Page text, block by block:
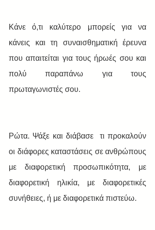
Κάνε ό,τι καλύτερο μπορείς για να
κάνεις και τη συναισθηματική έρευνα
που απαιτείται για τους ήρωές σου και
πολύ παραπάνω για τους
πρωταγωνιστές σου.
Ρώτα. Ψάξε και διάβασε  τι προκαλούν
οι διάφορες καταστάσεις σε ανθρώπους
με διαφορετική προσωπικότητα, με
διαφορετική ηλικία, με διαφορετικές
συνήθειες, ή με διαφορετικά πιστεύω.